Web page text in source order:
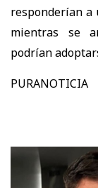
responderían a
mientras se
podrían
PURANOTICIA